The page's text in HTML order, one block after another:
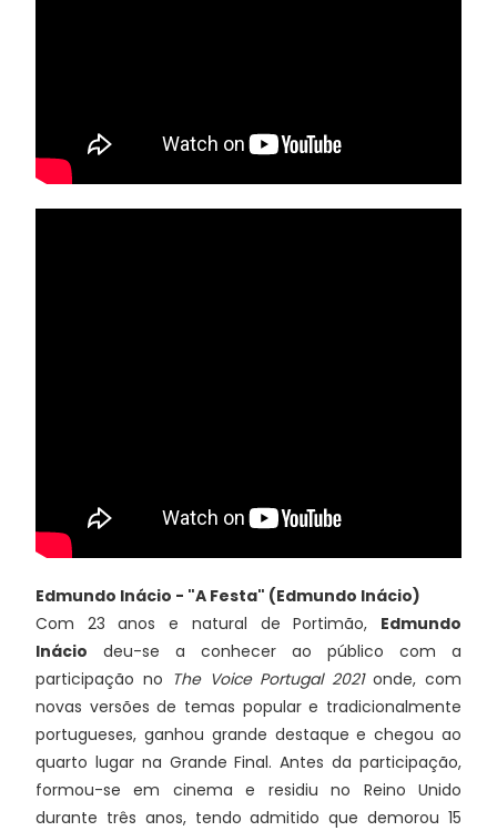
Edmundo Inácio - "A Festa" (Edmundo Inácio)
Com 23 anos e natural de Portimão, Edmundo
Inácio deu-se a conhecer ao público com a
participação no The Voice Portugal 2021onde, com
novas versões de temas popular e tradicionalmente
portugueses, ganhou grande destaque e chegou ao
quarto lugar na Grande Final. Antes da participação,
formou-se em cinema e residiu no Reino Unido
durante três anos, tendo admitido que demorou 15